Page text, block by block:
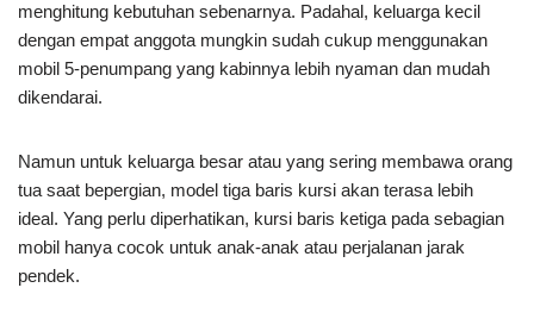
menghitung kebutuhan sebenarnya. Padahal, keluarga kecil
dengan empat anggota mungkin sudah cukup menggunakan
mobil 5-penumpang yang kabinnya lebih nyaman dan mudah
dikendarai.
Namun untuk keluarga besar atau yang sering membawa orang
tua saat bepergian, model tiga baris kursi akan terasa lebih
ideal. Yang perlu diperhatikan, kursi baris ketiga pada sebagian
mobil hanya cocok untuk anak-anak atau perjalanan jarak
pendek.